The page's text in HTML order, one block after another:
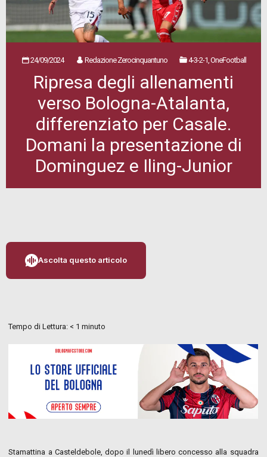
24/09/2024 Redazione Zerocinquantuno 4-3-2-1, OneFootball
Ripresa degli allenamenti
verso Bologna-Atalanta,
differenziato per Casale.
Domani la presentazione di
Dominguez e Iling-Junior
Ascolta questo articolo
Tempo di Lettura: < 1 minuto
Stamattina a Casteldebole, dopo il lunedì libero concesso alla squadra